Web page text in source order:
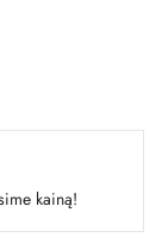
kainą!